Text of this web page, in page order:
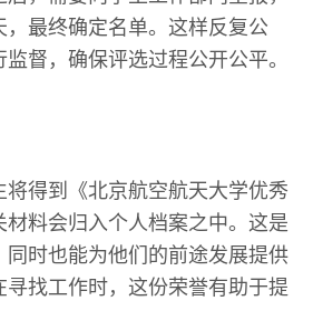
最终确定名单。这样反复公
督，确保评选过程公开公平。
将得到《北京航空航天大学优秀
材料会归入个人档案之中。这是
同时也能为他们的前途发展提供
找工作时，这份荣誉有助于提